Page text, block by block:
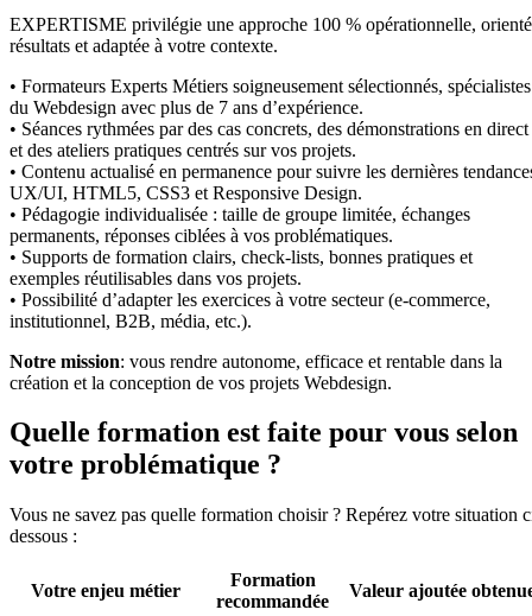
EXPERTISME privilégie une approche 100 % opérationnelle,
résultats et adaptée à votre contexte.
• Formateurs Experts Métiers soigneusement sélectionnés, spécialistes
du Webdesign avec plus de 7 ans d’expérience.
• Séances rythmées par des cas concrets, des démonstrations en direct
et des ateliers pratiques centrés sur vos projets.
• Contenu actualisé en permanence pour suivre les dernières
UX/UI, HTML5, CSS3 et Responsive Design.
• Pédagogie individualisée : taille de groupe limitée, échanges
permanents, réponses ciblées à vos problématiques.
• Supports de formation clairs, check-lists, bonnes pratiques et
exemples réutilisables dans vos projets.
• Possibilité d’adapter les exercices à votre secteur (e-commerce,
institutionnel, B2B, média, etc.).
Notre mission: vous rendre autonome, efficace et rentable dans la
création et la conception de vos projets Webdesign.
Quelle formation est faite pour vous selon
votre problématique ?
Vous ne savez pas quelle formation choisir ? Repérez votre situation
dessous :
Votre enjeu métier
Formation
recommandée
Valeur ajoutée